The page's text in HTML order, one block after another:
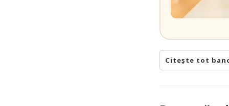
Citește tot